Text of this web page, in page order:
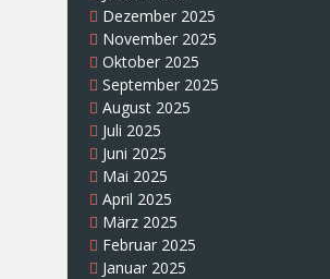
Dezember 2025
November 2025
Oktober 2025
September 2025
August 2025
Juli 2025
Juni 2025
Mai 2025
April 2025
März 2025
Februar 2025
Januar 2025